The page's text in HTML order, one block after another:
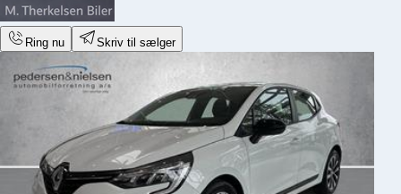
Ring nu Skriv til sælger